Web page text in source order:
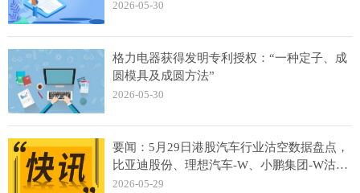
2026-05-30
格力电器获得发明专利授权：“一种定子、成
圆模具及成圆方法”
2026-05-30
要闻：5月29日港股汽车行业沽空数据盘点，
比亚迪股份、理想汽车-W、小鹏集团-W沽空
金额位居行业前三
2026-05-29